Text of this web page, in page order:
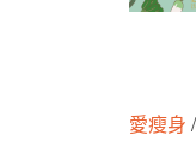
愛瘦身 /